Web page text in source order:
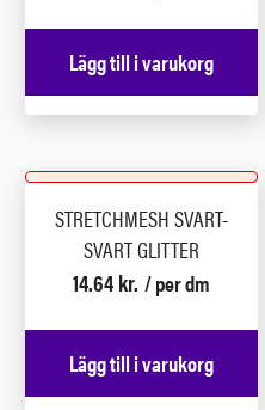
Lägg till i varukorg
STRETCHMESH SVART-
SVART GLITTER
14.64kr. / per dm
Lägg till i varukorg